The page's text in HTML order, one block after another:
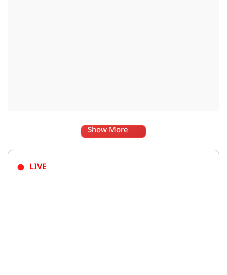
Show More
LIVE